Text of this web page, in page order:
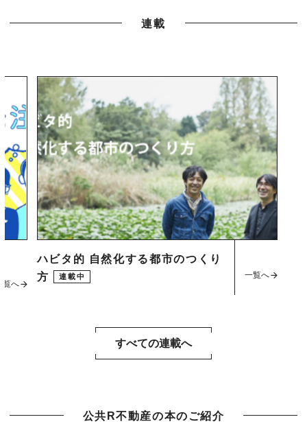
連載
ハビタ的 自然化する都市のつくり
方
連載中
一覧へ
覧へ
すべての連載へ
公共R不動産の本のご紹介